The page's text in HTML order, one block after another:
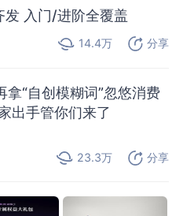
入门/进阶全覆盖
14.4万 分享
拿“自创模糊词”忽悠消费
出手管你们来了
23.3万 分享